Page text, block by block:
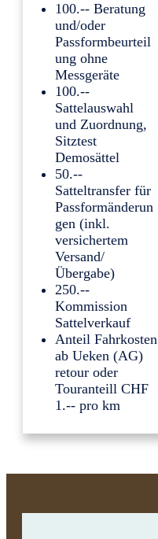
100.-- Beratung
und/oder
Passformbeurteil
ung ohne
Messgeräte
100.--
Sattelauswahl
und Zuordnung,
Sitztest
Demosättel
50.--
Satteltransfer für
Passformänderun
gen (inkl.
versichertem
Versand/
Übergabe)
250.--
Kommission
Sattelverkauf
Anteil Fahrkosten
ab Ueken (AG)
retour oder
Touranteill CHF
1.-- pro km